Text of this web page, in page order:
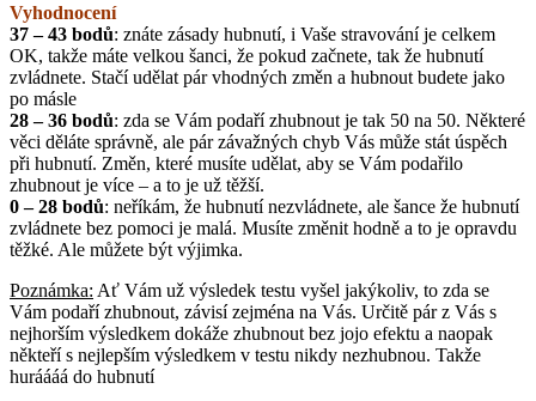
Vyhodnocení
37 – 43 bodů: znáte zásady hubnutí, i Vaše stravování je celkem
OK, takže máte velkou šanci, že pokud začnete, tak že hubnutí
zvládnete. Stačí udělat pár vhodných změn a hubnout budete jako
po másle
28 – 36 bodů: zda se Vám podaří zhubnout je tak 50 na 50. Některé
věci děláte správně, ale pár závažných chyb Vás může stát úspěch
při hubnutí. Změn, které musíte udělat, aby se Vám podařilo
zhubnout je více – a to je už těžší.
0 – 28 bodů: neříkám, že hubnutí nezvládnete, ale šance že hubnutí
zvládnete bez pomoci je malá. Musíte změnit hodně a to je opravdu
těžké. Ale můžete být výjimka.
Poznámka: Ať Vám už výsledek testu vyšel jakýkoliv, to zda se
Vám podaří zhubnout, závisí zejména na Vás. Určitě pár z Vás s
nejhorším výsledkem dokáže zhubnout bez jojo efektu a naopak
někteří s nejlepším výsledkem v testu nikdy nezhubnou. Takže
huráááá do hubnutí